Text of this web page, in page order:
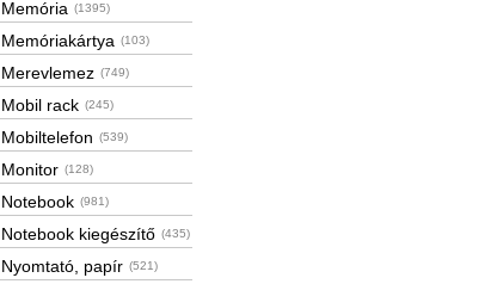
Memória (1395)
Memóriakártya (103)
Merevlemez (749)
Mobil rack (245)
Mobiltelefon (539)
Monitor (128)
Notebook (981)
Notebook kiegészítő (435)
Nyomtató, papír (521)